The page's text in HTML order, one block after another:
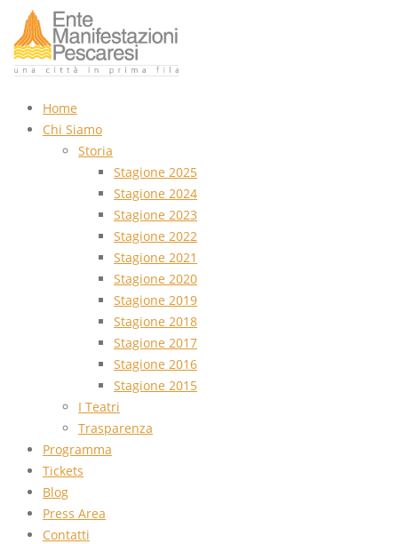
Home
Chi Siamo
Storia
Stagione 2025
Stagione 2024
Stagione 2023
Stagione 2022
Stagione 2021
Stagione 2020
Stagione 2019
Stagione 2018
Stagione 2017
Stagione 2016
Stagione 2015
I Teatri
Trasparenza
Programma
Tickets
Blog
Press Area
Contatti